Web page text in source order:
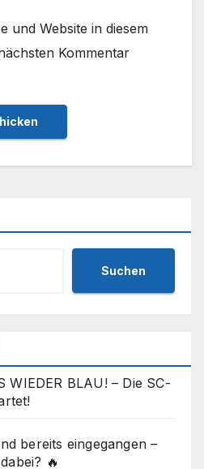
und Website in diesem
Kommentar
Suchen
WIEDER BLAU! – Die SC-
bereits eingegangen –
🔥